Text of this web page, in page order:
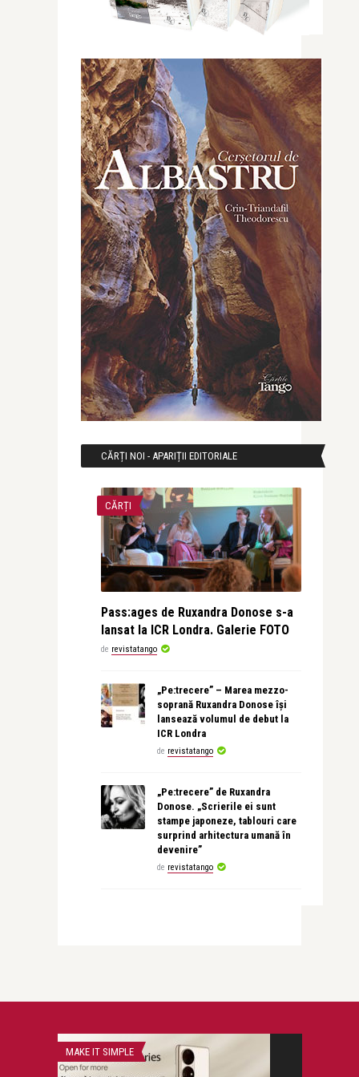
CĂRȚI NOI - APARIȚII EDITORIALE
CĂRȚI
Pass:ages de Ruxandra Donose s-a
lansat la ICR Londra. Galerie FOTO
de revistatango
„Pe:trecere” – Marea mezzo-
soprană Ruxandra Donose își
lansează volumul de debut la
ICR Londra
de revistatango
„Pe:trecere” de Ruxandra
Donose. „Scrierile ei sunt
stampe japoneze, tablouri care
surprind arhitectura umană în
devenire”
de revistatango
MAKE IT SIMPLE